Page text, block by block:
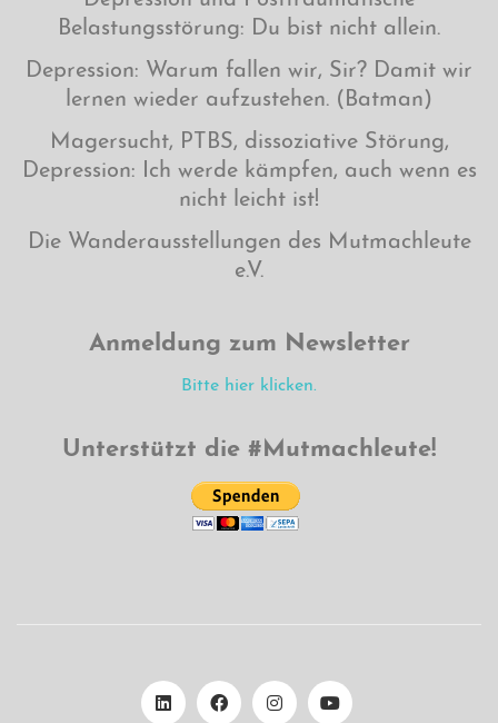
Belastungsstörung: Du bist nicht allein.
Depression: Warum fallen wir, Sir? Damit wir
lernen wieder aufzustehen. (Batman)
Magersucht, PTBS, dissoziative Störung,
Depression: Ich werde kämpfen, auch wenn es
nicht leicht ist!
Die Wanderausstellungen des Mutmachleute
e.V.
Anmeldung zum Newsletter
Bitte hier klicken.
Unterstützt die #Mutmachleute!